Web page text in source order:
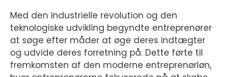
Med den industrielle revolution og den
teknologiske udvikling begyndte entreprenører
at søge efter måder at øge deres indtægter
og udvide deres forretning på. Dette førte til
fremkomsten af den moderne entreprenørløn,